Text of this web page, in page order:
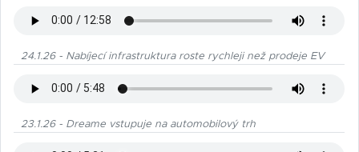
24.1.26 - Nabíjecí infrastruktura roste rychleji než prodeje EV
23.1.26 - Dreame vstupuje na automobilový trh